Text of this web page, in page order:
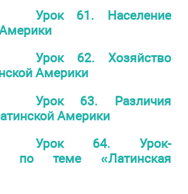
Урок 61. Население
Урок 62. Хозяйство
Америки
Урок 63. Различия
Америки
Урок 64. Урок-
по теме «Латинская